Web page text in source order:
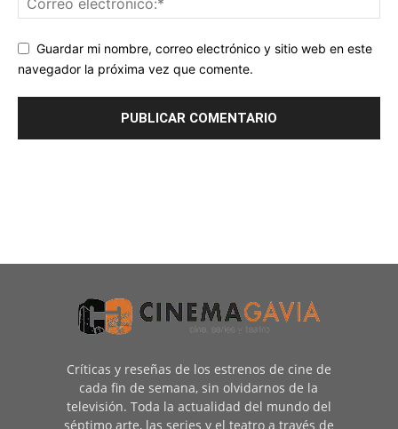
Guardar mi nombre, correo electrónico y sitio web en este
navegador la próxima vez que comente.
Críticas y reseñas de los estrenos de cine de
cada fin de semana, sin olvidarnos de la
televisión. Toda la actualidad del mundo del
séptimo arte, las series y el teatro a través de